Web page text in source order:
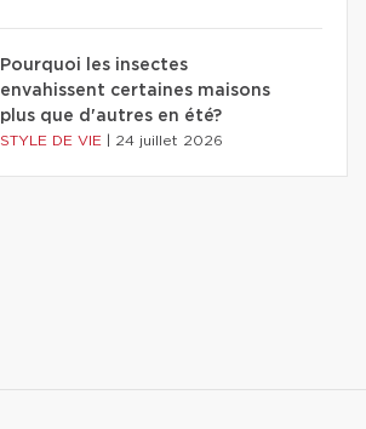
Pourquoi les insectes
envahissent certaines maisons
plus que d'autres en été?
STYLE DE VIE 24 juillet 2026